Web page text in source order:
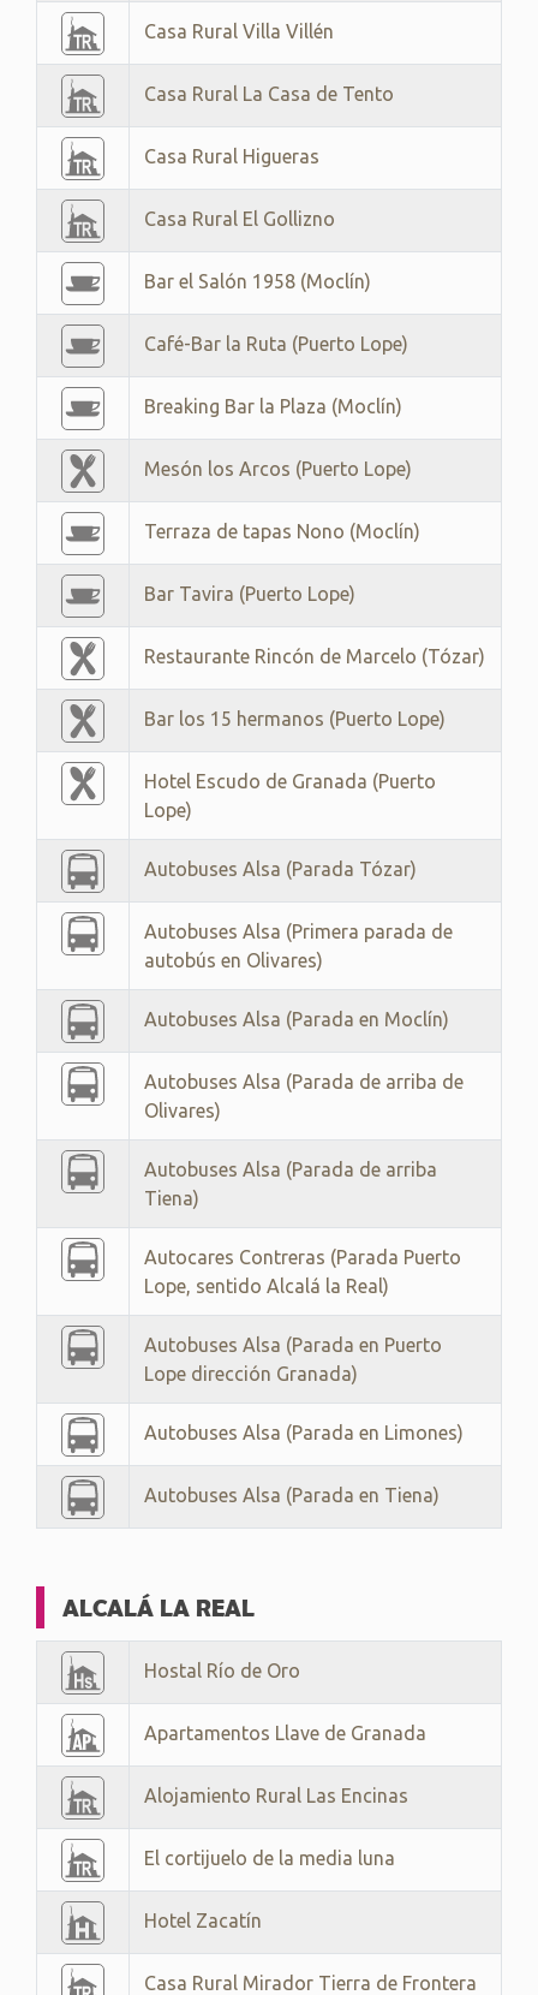
Casa Rural Villa Villén
Casa Rural La Casa de Tento
Casa Rural Higueras
Casa Rural El Gollizno
Bar el Salón 1958 (Moclín)
Café-Bar la Ruta (Puerto Lope)
Breaking Bar la Plaza (Moclín)
Mesón los Arcos (Puerto Lope)
Terraza de tapas Nono (Moclín)
Bar Tavira (Puerto Lope)
Restaurante Rincón de Marcelo (Tózar)
Bar los 15 hermanos (Puerto Lope)
Hotel Escudo de Granada (Puerto
Lope)
Autobuses Alsa (Parada Tózar)
Autobuses Alsa (Primera parada de
autobús en Olivares)
Autobuses Alsa (Parada en Moclín)
Autobuses Alsa (Parada de arriba de
Olivares)
Autobuses Alsa (Parada de arriba
Tiena)
Autocares Contreras (Parada Puerto
Lope, sentido Alcalá la Real)
Autobuses Alsa (Parada en Puerto
Lope dirección Granada)
Autobuses Alsa (Parada en Limones)
Autobuses Alsa (Parada en Tiena)
ALCALÁ LA REAL
Hostal Río de Oro
Apartamentos Llave de Granada
Alojamiento Rural Las Encinas
El cortijuelo de la media luna
Hotel Zacatín
Casa Rural Mirador Tierra de Frontera